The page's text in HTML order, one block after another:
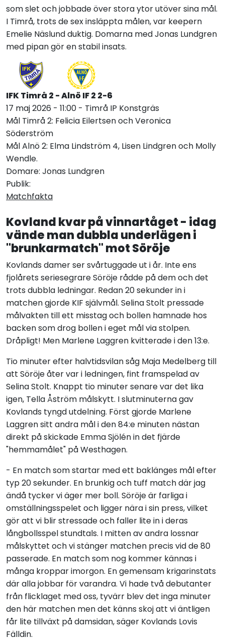
som slet och jobbade över stora ytor utöver sina mål.
I Timrå, trots de sex insläppta målen, var keepern
Emelie Näslund duktig. Domarna med Jonas Lundgren
med pipan gör en stabil insats.
IFK Timrå 2 - Alnö IF 2 2-6
17 maj 2026 - 11:00 - Timrå IP Konstgräs
Mål Timrå 2: Felicia Eilertsen och Veronica
Söderström
Mål Alnö 2: Elma Lindström 4, Lisen Lindgren och Molly
Wendle.
Domare: Jonas Lundgren
Publik:
Matchfakta
Kovland kvar på vinnartåget - idag
vände man dubbla underlägen i
"brunkarmatch" mot Söröje
Kovlands damer ser svårtuggade ut i år. Inte ens
fjolårets seriesegrare Söröje rådde på dem och det
trots dubbla ledningar. Redan 20 sekunder in i
matchen gjorde KIF självmål. Selina Stolt pressade
målvakten till ett misstag och bollen hamnade hos
backen som drog bollen i eget mål via stolpen.
Dråpligt! Men Marlene Laggren kvitterade i den 13:e.
Tio minuter efter halvtidsvilan såg Maja Medelberg till
att Söröje åter var i ledningen, fint framspelad av
Selina Stolt. Knappt tio minuter senare var det lika
igen, Tella Åström målskytt. I slutminuterna gav
Kovlands tyngd utdelning. Först gjorde Marlene
Laggren sitt andra mål i den 84:e minuten nästan
direkt på skickade Emma Sjölén in det fjärde
"hemmamålet" på Westhagen.
- En match som startar med ett baklänges mål efter
typ 20 sekunder. En brunkig och tuff match där jag
ändå tycker vi äger mer boll. Söröje är farliga i
omställningsspelet och ligger nära i sin press, vilket
gör att vi blir stressade och faller lite in i deras
långbollsspel stundtals. I mitten av andra lossnar
målskyttet och vi stänger matchen precis vid de 80
passerade. En match som nog kommer kännas i
många kroppar imorgon. En gemensam krigarinstats
där alla jobbar för varandra. Vi hade två debutanter
från flicklaget med oss, tyvärr blev det inga minuter
den här matchen men det känns skoj att vi äntligen
får lite tillväxt på damsidan, säger Kovlands Lovis
Fälldin.